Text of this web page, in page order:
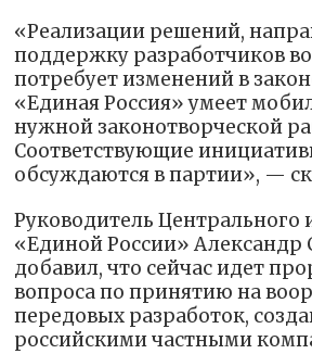
«Реализации решений,
поддержку разработчиков
потребует изменений в
«Единая Россия» умеет
нужной законотворческой
Соответствующие
обсуждаются в партии», —
Руководитель Центрального
«Единой России» Александр
добавил, что сейчас идет
вопроса по принятию на
передовых разработок,
российскими частными